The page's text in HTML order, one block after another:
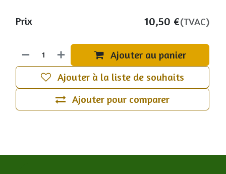
Ajouter au panier
Ajouter pour comparer
Ajouter à la liste de souhaits
Prix 10,50 €(TVAC)